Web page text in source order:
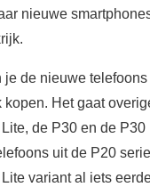
nieuwe
de nieuwe
Het gaat
de P30 en de
uit de P20
variant al iets